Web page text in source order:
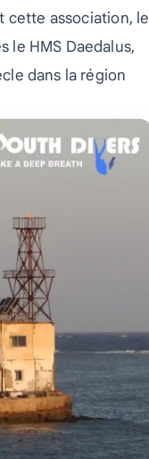
cette association, le
le HMS Daedalus,
dans la région